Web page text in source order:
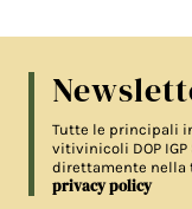
Tutte le principali
vitivinicoli DOP
direttamente nella
privacy policy